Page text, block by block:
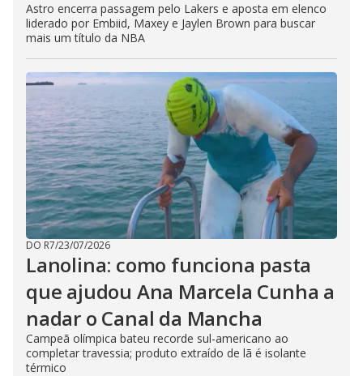
Astro encerra passagem pelo Lakers e aposta em elenco
liderado por Embiid, Maxey e Jaylen Brown para buscar
mais um título da NBA
DO R7/23/07/2026
Lanolina: como funciona pasta
que ajudou Ana Marcela Cunha a
nadar o Canal da Mancha
Campeã olímpica bateu recorde sul-americano ao
completar travessia; produto extraído de lã é isolante
térmico